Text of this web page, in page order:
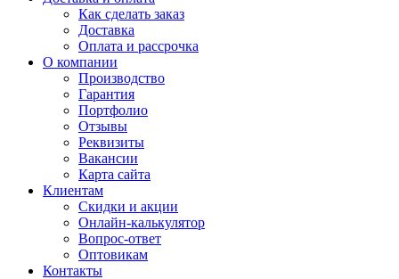
Как сделать заказ
Доставка
Оплата и рассрочка
О компании
Производство
Гарантия
Портфолио
Отзывы
Реквизиты
Вакансии
Карта сайта
Клиентам
Скидки и акции
Онлайн-калькулятор
Вопрос-ответ
Оптовикам
Контакты